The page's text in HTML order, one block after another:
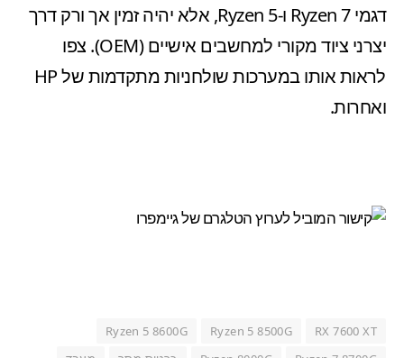
דגמי Ryzen 7 ו-Ryzen 5, אלא יהיה זמין אך ורק דרך
יצרני ציוד מקורי למחשבים אישיים (OEM). צפו
לראות אותו במערכות שולחניות מתקדמות של HP
ואחרות.
RX 7600 XT
Ryzen 5 8500G
Ryzen 5 8600G